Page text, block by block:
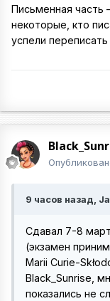
Письменная часть
некоторые, кто
успели
9 часов назад,
Сдавал 7-8
(экзамен
Marii Curie-
Black_Sunrise,
показались не